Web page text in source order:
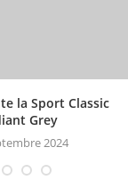
la Sport Classic
Grey
2024